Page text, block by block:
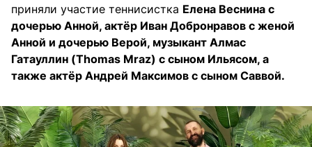
приняли участие теннисистка Елена Веснина с
дочерью Анной, актёр Иван Добронравов с женой
Анной и дочерью Верой, музыкант Алмас
Гатауллин (Thomas Mraz) с сыном Ильясом, а
также актёр Андрей Максимов с сыном Саввой.